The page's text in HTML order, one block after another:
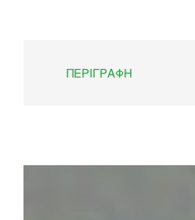
ΠΕΡΙΓΡΑΦΉ